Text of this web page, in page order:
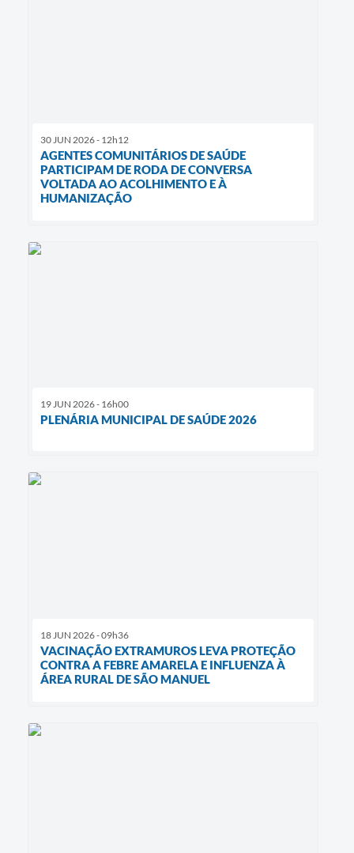
30 JUN 2026 - 12h12
AGENTES COMUNITÁRIOS DE SAÚDE
PARTICIPAM DE RODA DE CONVERSA
VOLTADA AO ACOLHIMENTO E À
HUMANIZAÇÃO
19 JUN 2026 - 16h00
PLENÁRIA MUNICIPAL DE SAÚDE 2026
18 JUN 2026 - 09h36
VACINAÇÃO EXTRAMUROS LEVA PROTEÇÃO
CONTRA A FEBRE AMARELA E INFLUENZA À
ÁREA RURAL DE SÃO MANUEL